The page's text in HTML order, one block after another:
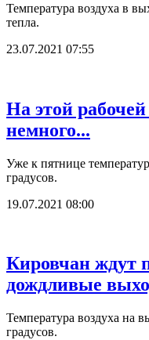
Температура воздуха в
тепла.
23.07.2021 07:55
На этой
немного...
Уже к пятнице
градусов.
19.07.2021 08:00
Кировчан ждут
дождливые
Температура воздуха на
градусов.